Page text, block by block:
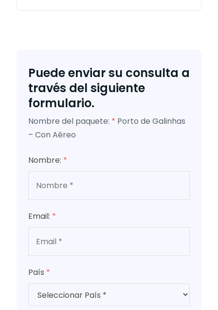
Puede enviar su consulta a
través del siguiente
formulario.
Nombre del paquete: * Porto de Galinhas
– Con Aéreo
Nombre: *
Email: *
País *